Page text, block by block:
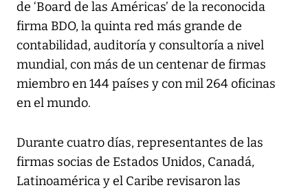
de ‘Board de las Américas’ de la reconocida
firma BDO, la quinta red más grande de
contabilidad, auditoría y consultoría a nivel
mundial, con más de un centenar de firmas
miembro en 144 países y con mil 264 oficinas
en el mundo.
Durante cuatro días, representantes de las
firmas socias de Estados Unidos, Canadá,
Latinoamérica y el Caribe revisaron las